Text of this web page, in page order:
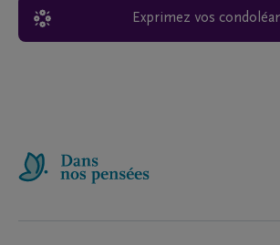
Exprimez vos